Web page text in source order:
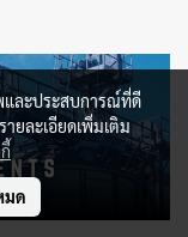
และประสบการณ์ที่ดี
ยละเอียดเพิ่มเติม
มด